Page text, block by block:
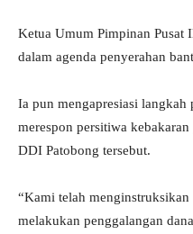
Ketua Umum Pimpinan
dalam agenda penyerahan
Ia pun mengapresiasi
merespon persitiwa
DDI Patobong tersebut.
“Kami telah
melakukan penggalangan